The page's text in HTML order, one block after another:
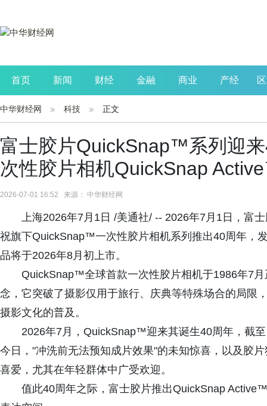
首页 新闻 财经 金融 商业 产经
公司 生活 读书
中华财经网 科技 正文
富士胶片QuickSnap™系列迎
次性胶片相机QuickSnap
2026-07-01 16:52 来源： 中华财经网
上海2026年7月1日 /美通社/ -- 2026年7月1日，富
祝旗下QuickSnap™一次性胶片相机系列推出40周年，
品将于2026年8月初上市。
QuickSnap™全球首款一次性胶片相机于1986年7
念，它突破了摄影仅用于旅行、庆典等特殊场合的局限
摄影文化的普及。
2026年7月，QuickSnap™迎来其诞生40周年，截
今日，"冲洗前无法预知成片效果"的未知惊喜，以及胶
喜爱，尤其在年轻群体中广受欢迎。
值此40周年之际，富士胶片推出QuickSnap